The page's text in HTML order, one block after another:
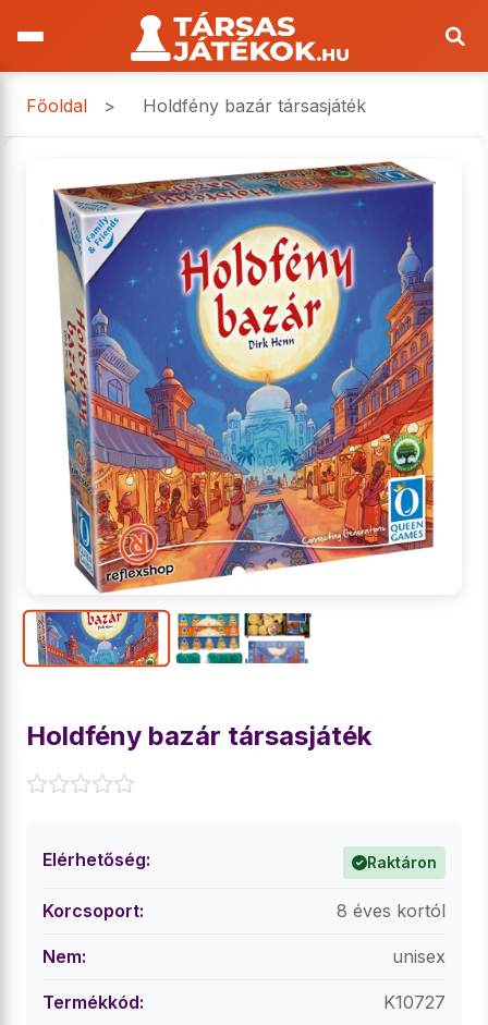
Főoldal > Holdfény bazár társasjáték
Holdfény bazár társasjáték
Elérhetőség: Raktáron
Korcsoport: 8 éves kortól
Nem: unisex
Termékkód: K10727